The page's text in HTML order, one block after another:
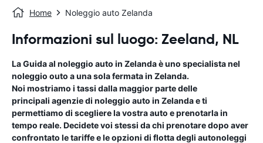
Home Noleggio auto Zelanda
Informazioni sul luogo: Zeeland, NL
La Guida al noleggio auto in Zelandaè uno specialista nel
noleggio outo a una sola fermata in Zelanda.
Noi mostriamo i tassi dalla maggior parte delle
principali agenzie di noleggio auto in Zelandae ti
permettiamo di scegliere la vostra auto e prenotarla in
tempo reale. Decidete voi stessi da chi prenotare dopo aver
confrontato le tariffe e le opzioni di flotta degli autonoleggi